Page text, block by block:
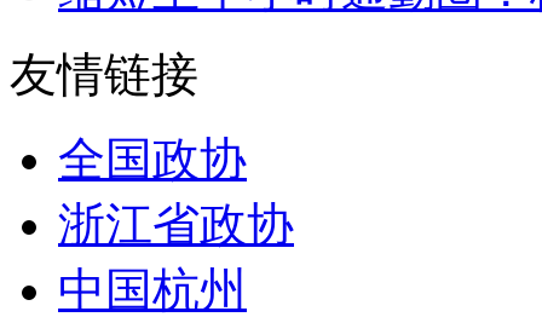
友情链接
全国政协
浙江省政协
中国杭州